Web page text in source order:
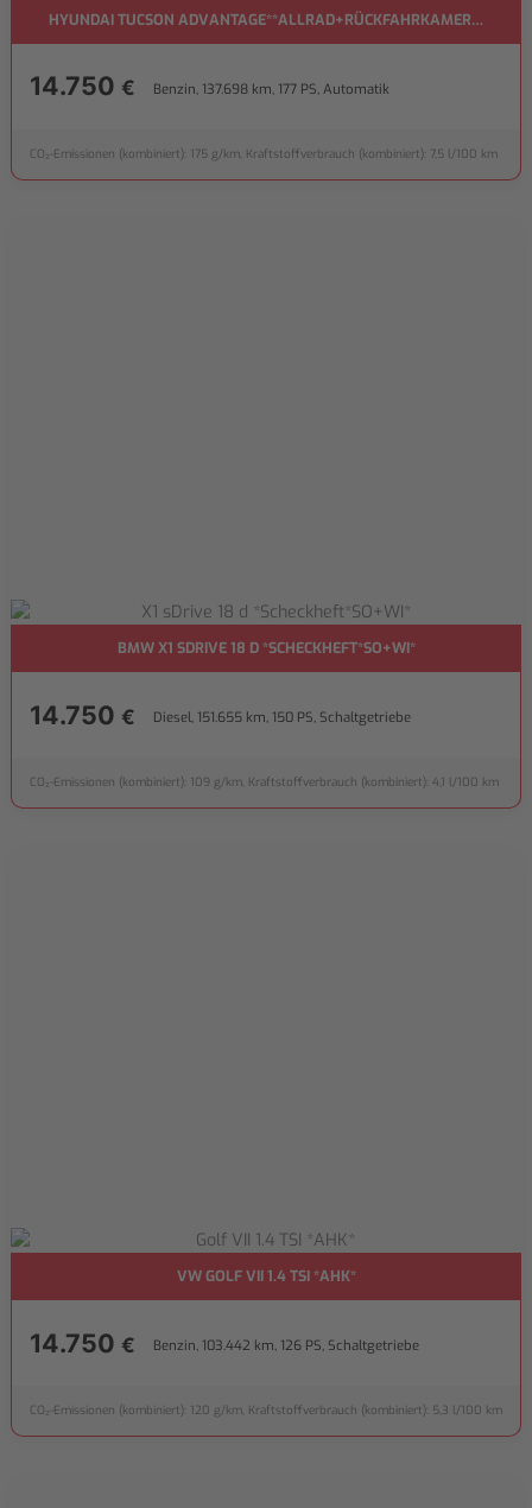
HYUNDAI TUCSON ADVANTAGE**ALLRAD+RÜCKFAHRKAMERA**
14.750 € Benzin, 137.698 km, 177 PS, Automatik
CO₂-Emissionen (kombiniert): 175 g/km, Kraftstoffverbrauch (kombiniert): 7,5 l/100 km
BMW X1 SDRIVE 18 D *SCHECKHEFT*SO+WI*
14.750 € Diesel, 151.655 km, 150 PS, Schaltgetriebe
CO₂-Emissionen (kombiniert): 109 g/km, Kraftstoffverbrauch (kombiniert): 4,1 l/100 km
VW GOLF VII 1.4 TSI *AHK*
14.750 € Benzin, 103.442 km, 126 PS, Schaltgetriebe
CO₂-Emissionen (kombiniert): 120 g/km, Kraftstoffverbrauch (kombiniert): 5,3 l/100 km